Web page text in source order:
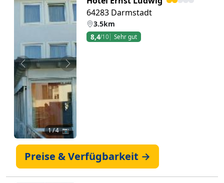
Zurück Weiter
1/ 4 📷
64283 Darmstadt
3.5km
8,4/10 Sehr gut
Preise & Verfügbarkeit →